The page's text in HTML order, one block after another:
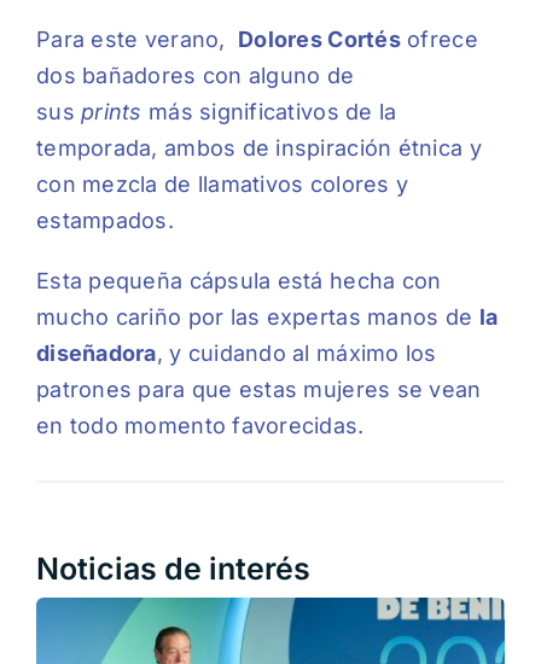
Para este verano, Dolores Cortésofrece
dos bañadores con alguno de
susprints más significativos de la
temporada, ambos de inspiración étnica y
con mezcla de llamativos colores y
estampados.
Esta pequeña cápsula está hecha con
mucho cariño por las expertas manos de la
diseñadora, y cuidando al máximo los
patrones para que estas mujeres se vean
en todo momento favorecidas.
Noticias de interés